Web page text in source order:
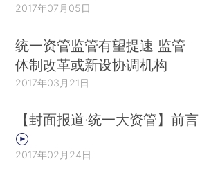
2017年07月05日
统一资管监管有望提速 监管
体制改革或新设协调机构
2017年03月21日
【封面报道·统一大资管】前言
2017年02月24日